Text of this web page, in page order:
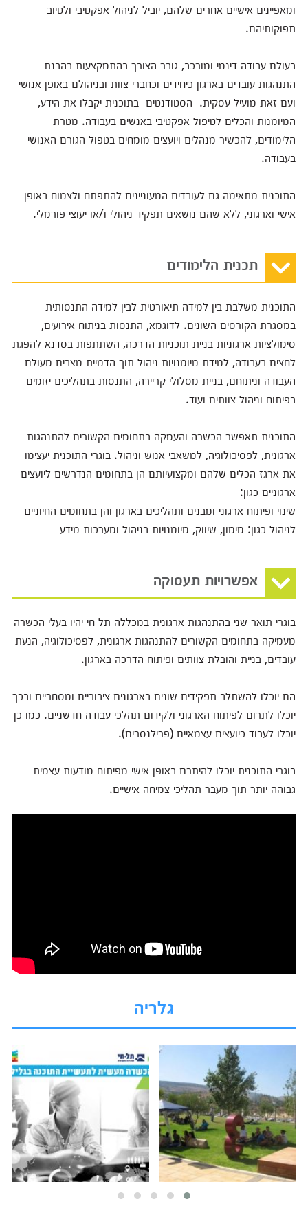
ומאפיינים אישיים אחרים שלהם, יוביל לניהול אפקטיבי ולטיוב
תפוקותיהם.
בעולם עבודה דינמי ומורכב, גובר הצורך בהתמקצעות בהבנת
התנהגות עובדים בארגון כיחידים וכחברי צוות ובניהולם באופן אנושי
ועם זאת מועיל עסקית. הסטודנטים בתוכנית יקבלו את הידע,
המיומנות והכלים לטיפול אפקטיבי באנשים בעבודה. מטרת
הלימודים, להכשיר מנהלים ויועצים מומחים בטפול הגורם האנושי
בעבודה.
התוכנית מתאימה גם לעובדים המעוניינים להתפתח ולצמוח באופן
אישי וארגוני, ללא שהם נושאים תפקיד ניהולי ו/או יעוצי פורמלי.
תכנית הלימודים
התוכנית משלבת בין למידה תיאורטית לבין למידה התנסותית
במסגרת הקורסים השונים. לדוגמא, התנסות בניתוח אירועים,
סימולציות ארגוניות בניית תוכניות הדרכה, השתתפות בסדנא להפגת
לחצים בעבודה, למידת מיומנויות ניהול תוך הדמיית מצבים מעולם
העבודה וניתוחם, בניית מסלולי קריירה, התנסות בתהליכים יזומים
בפיתוח וניהול צוותים ועוד.
התוכנית תאפשר הכשרה והעמקה בתחומים הקשורים להתנהגות
ארגונית, לפסיכולוגיה, למשאבי אנוש וניהול. בוגרי התוכנית יעצימו
את ארגז הכלים שלהם ומקצועיותם הן בתחומים הנדרשים ליועצים
ארגוניים כגון:
שינוי ופיתוח ארגוני ומבנים ותהליכים בארגון והן בתחומים החיוניים
לניהול כגון: מימון, שיווק, מיומנויות בניהול ומערכות מידע
אפשרויות תעסוקה
בוגרי תואר שני בהתנהגות ארגונית במכללה תל חי יהיו בעלי הכשרה
מעמיקה בתחומים הקשורים להתנהגות ארגונית, לפסיכולוגיה, הנעת
עובדים, בניית והובלת צוותים ופיתוח הדרכה בארגון.
הם יוכלו להשתלב תפקידים שונים בארגונים ציבוריים ומסחריים ובכך
יוכלו לתרום לפיתוח הארגוני ולקידום תהלכי עבודה חדשניים. כמו כן
יוכלו לעבוד כיועצים עצמאיים (פרילנסרים).
בוגרי התוכנית יוכלו להיתרם באופן אישי מפיתוח מודעות עצמית
גבוהה יותר תוך מעבר תהליכי צמיחה אישיים.
גלריה